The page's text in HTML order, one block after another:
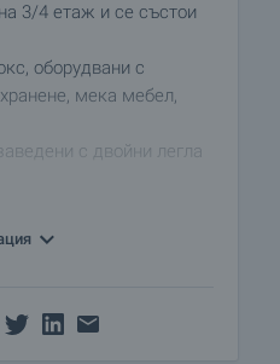
3/4 етаж и се състои
оборудвани с
мека мебел,
с двойни легла
двор и
за живеене.